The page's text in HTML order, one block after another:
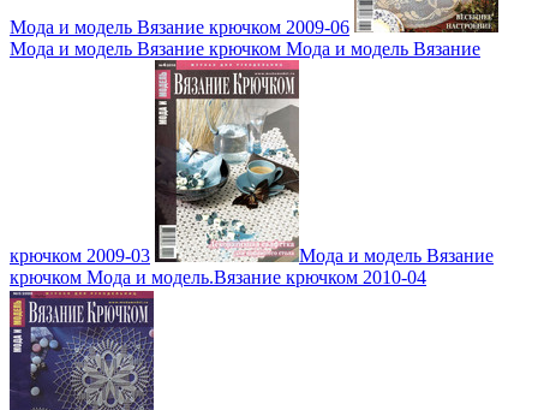
Мода и модель Вязание крючком 2009-06
Мода и модель Вязание крючком Мода и модель Вязание
крючком 2009-03
Мода и модель Вязание
крючком Мода и модель.Вязание крючком 2010-04